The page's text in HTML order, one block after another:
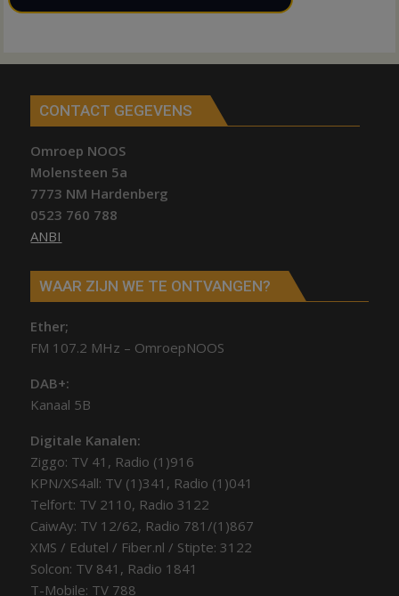
CONTACT GEGEVENS
Omroep NOOS
Molensteen 5a
7773 NM Hardenberg
0523 760 788
ANBI
WAAR ZIJN WE TE ONTVANGEN?
Ether;
FM 107.2 MHz – OmroepNOOS
DAB+:
Kanaal 5B
Digitale Kanalen:
Ziggo: TV 41, Radio (1)916
KPN/XS4all: TV (1)341, Radio (1)041
Telfort: TV 2110, Radio 3122
CaiwAy: TV 12/62, Radio 781/(1)867
XMS / Edutel / Fiber.nl / Stipte: 3122
Solcon: TV 841, Radio 1841
T-Mobile: TV 788